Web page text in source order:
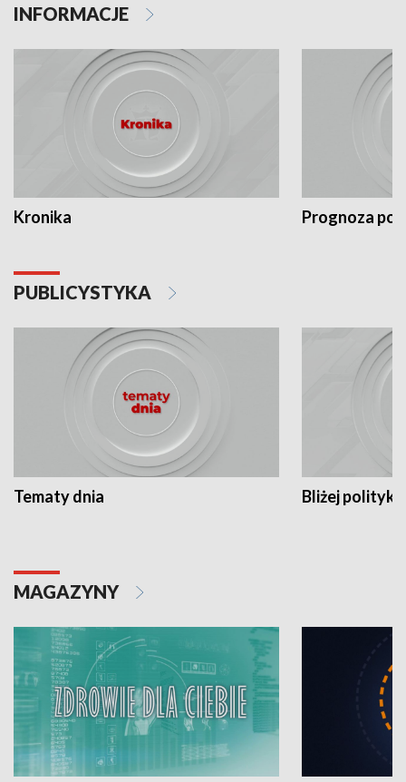
INFORMACJE
Kronika Prognoza
PUBLICYSTYKA
Tematy dnia Bliżej polityki
MAGAZYNY